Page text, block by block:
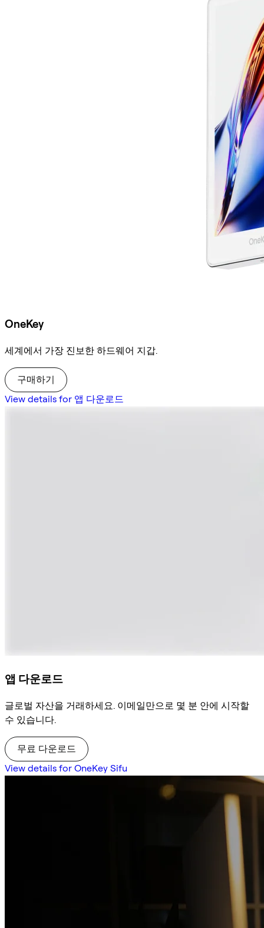
OneKey
세계에서 가장 진보한 하드웨어 지갑.
구매하기
View details for 앱 다운로드
앱 다운로드
글로벌 자산을 거래하세요. 이메일만으로 몇 분 안에 시작할
수 있습니다.
무료 다운로드
View details for OneKey Sifu